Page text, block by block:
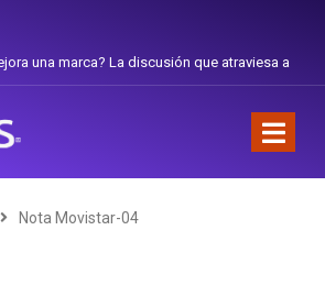
marca? La discusión que atraviesa a
Nota Movistar-04